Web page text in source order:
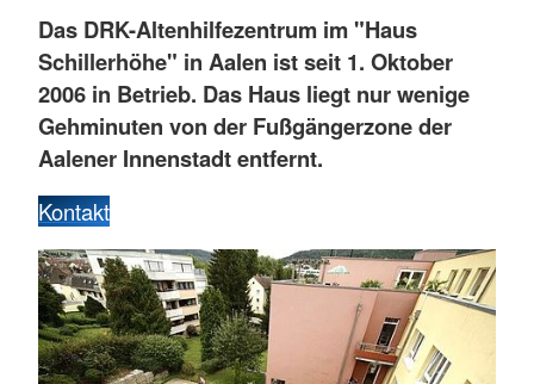
Das DRK-Altenhilfezentrum im "Haus
Schillerhöhe" in Aalen ist seit 1. Oktober
2006 in Betrieb. Das Haus liegt nur wenige
Gehminuten von der Fußgängerzone der
Aalener Innenstadt entfernt.
Kontakt